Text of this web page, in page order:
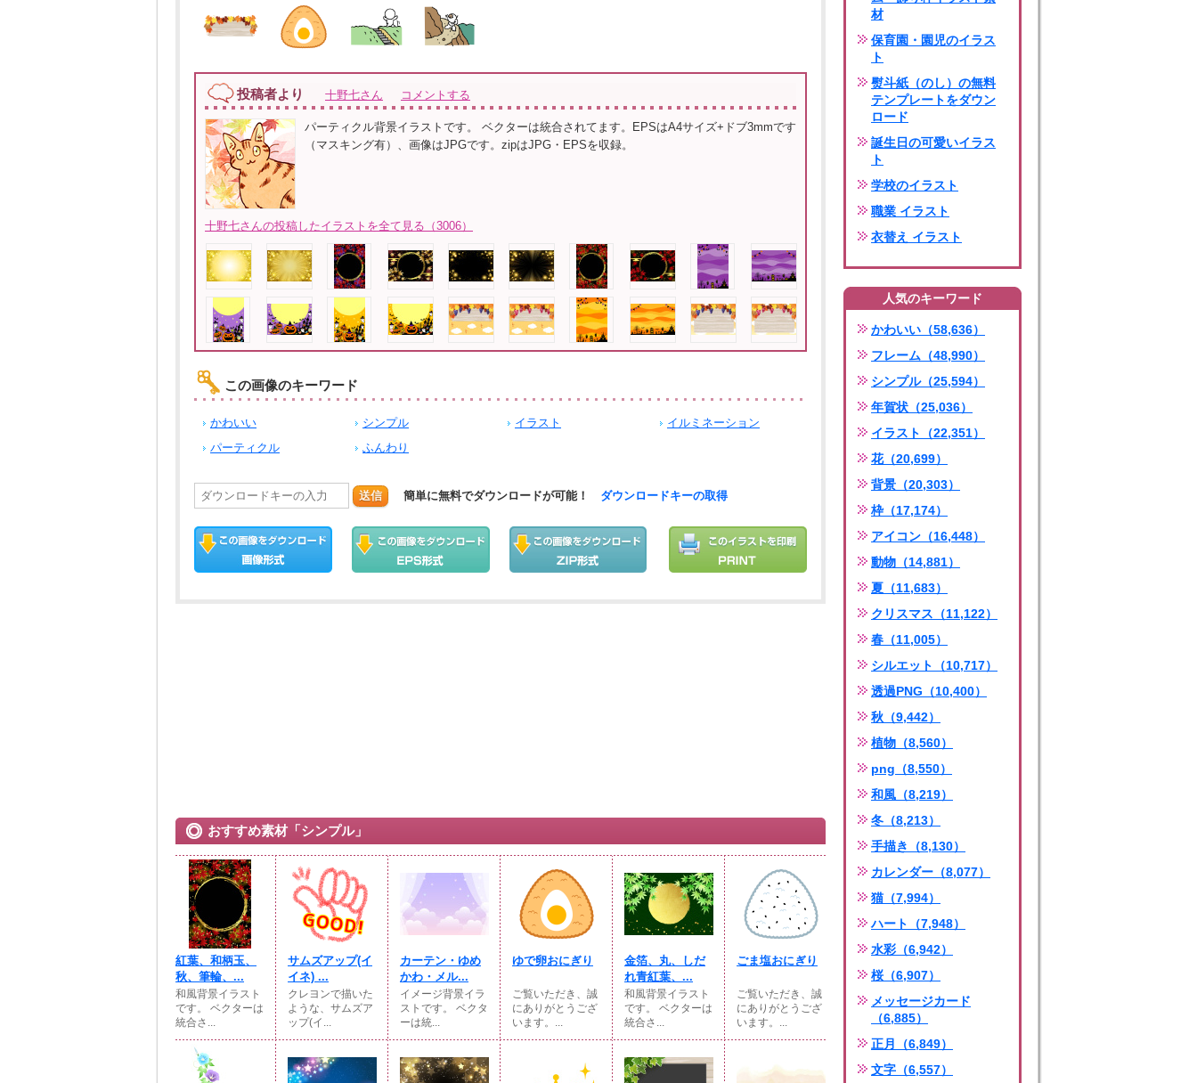
投稿者より 十野七さん コメントする
パーティクル背景イラストです。 ベクターは統合されてます。EPSはA4サイズ+ドブ3mmです
（マスキング有）、画像はJPGです。zipはJPG・EPSを収録。
十野七さんの投稿したイラストを全て見る（3006）
この画像のキーワード
かわいい シンプル イラスト
イルミネーション
パーティクル
ふんわり
送信 簡単に無料でダウンロードが可能！ ダウンロードキーの取得
おすすめ素材「シンプル」
紅葉、和柄玉、
秋、筆輪、...
和風背景イラスト
です。 ベクターは
統合さ...
サムズアップ(イ
イネ) ...
クレヨンで描いた
ような、サムズア
ップ(イ...
カーテン・ゆめ
かわ・メル...
イメージ背景イラ
ストです。 ベクタ
ーは統...
ゆで卵おにぎり
ご覧いただき、誠
にありがとうござ
います。...
金箔、丸、しだ
れ青紅葉、...
和風背景イラスト
です。 ベクターは
統合さ...
ごま塩おにぎり
ご覧いただき、誠
にありがとうござ
います。...
材
保育園・園児のイラス
ト
熨斗紙（のし）の無料
テンプレートをダウン
ロード
誕生日の可愛いイラス
ト
学校のイラスト
職業 イラスト
衣替え イラスト
人気のキーワード
かわいい（58,636）
フレーム（48,990）
シンプル（25,594）
年賀状（25,036）
イラスト（22,351）
花（20,699）
背景（20,303）
枠（17,174）
アイコン（16,448）
動物（14,881）
夏（11,683）
クリスマス（11,122）
春（11,005）
シルエット（10,717）
透過PNG（10,400）
秋（9,442）
植物（8,560）
png（8,550）
和風（8,219）
冬（8,213）
手描き（8,130）
カレンダー（8,077）
猫（7,994）
ハート（7,948）
水彩（6,942）
桜（6,907）
メッセージカード
（6,885）
正月（6,849）
文字（6,557）